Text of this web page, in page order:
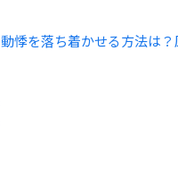
悸を落ち着かせる方法は